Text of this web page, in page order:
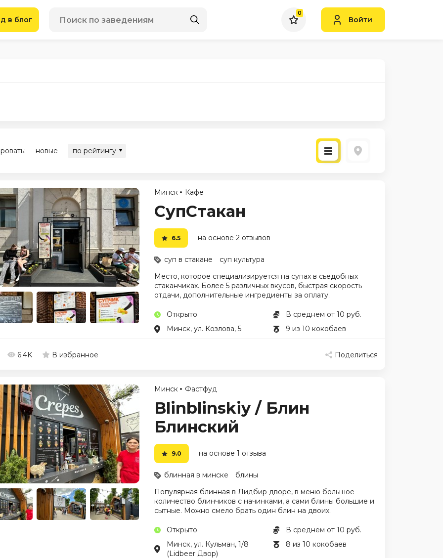
в блог
0
Войти
новые по рейтингу
Минск Кафе
СупСтакан
6.5 на основе 2 отзывов
суп в стакане
суп культура
Место, которое специализируется на супах в сьедобных
стаканчиках. Более 5 различных вкусов, быстрая скорость
отдачи, дополнительные ингредиенты за оплату.
Открыто
В среднем от 10 руб.
Минск, ул. Козлова, 5
9 из 10 кокобаев
6.4K В избранное Поделиться
Минск Фастфуд
Blinblinskiy / Блин
Блинский
9.0 на основе 1 отзыва
блинная в минске
блины
Популярная блинная в Лидбир дворе, в меню большое
количество блинчиков с начинками, а сами блины большие и
сытные. Можно смело брать один блин на двоих.
Открыто
В среднем от 10 руб.
Минск, ул. Кульман, 1/8
(Lidbeer Двор)
8 из 10 кокобаев